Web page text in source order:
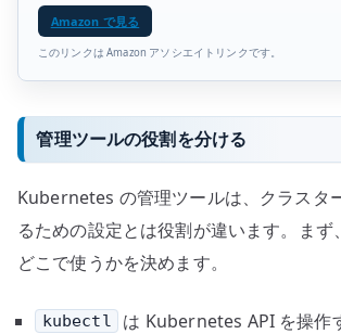
Amazon で見る
このリンクは Amazon アソシエイトリンクです。
管理ツールの役割を分ける
Kubernetes の管理ツールは、クラスタ
るための設定とは役割が違います。まず
どこで使うかを決めます。
kubectl は Kubernetes API を操作